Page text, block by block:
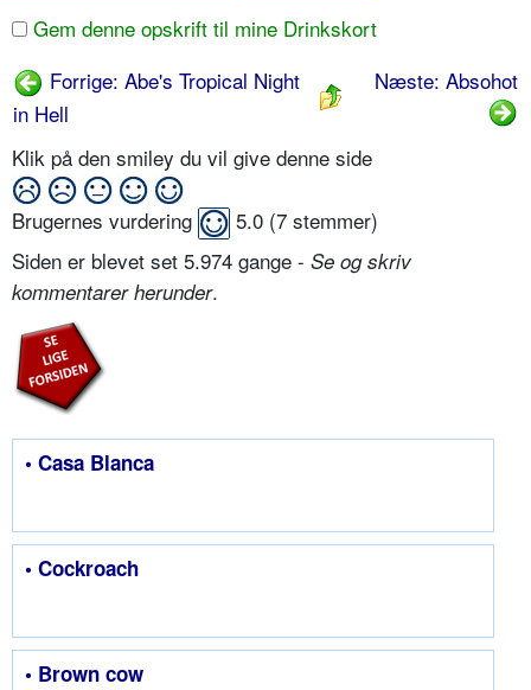
Gem denne opskrift til mine Drinkskort
Forrige: Abe's Tropical Night
in Hell
Næste: Absohot
Klik på den smiley du vil give denne side
Brugernes vurdering 5.0 (7 stemmer)
Siden er blevet set 5.974 gange - Se og skriv
kommentarer herunder.
• Casa Blanca
• Cockroach
• Brown cow